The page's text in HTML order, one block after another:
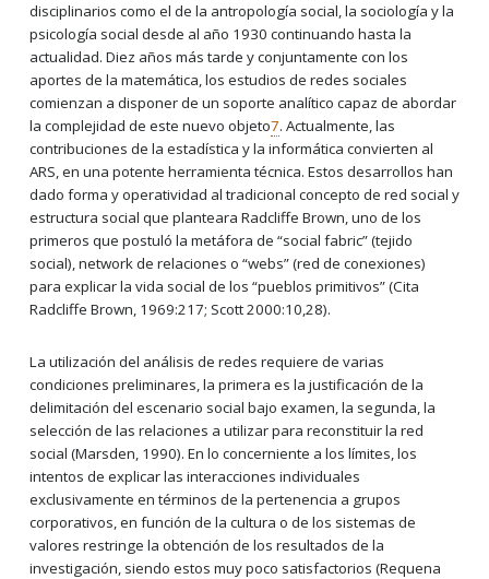
disciplinarios como el de la antropología social, la sociología y la
psicología social desde al año 1930 continuando hasta la
actualidad. Diez años más tarde y conjuntamente con los
aportes de la matemática, los estudios de redes sociales
comienzan a disponer de un soporte analítico capaz de abordar
la complejidad de este nuevo objeto7. Actualmente, las
contribuciones de la estadística y la informática convierten al
ARS, en una potente herramienta técnica. Estos desarrollos han
dado forma y operatividad al tradicional concepto de red social y
estructura social que planteara Radcliffe Brown, uno de los
primeros que postuló la metáfora de “social fabric” (tejido
social), network de relaciones o “webs” (red de conexiones)
para explicar la vida social de los “pueblos primitivos” (Cita
Radcliffe Brown, 1969:217; Scott 2000:10,28).
La utilización del análisis de redes requiere de varias
condiciones preliminares, la primera es la justificación de la
delimitación del escenario social bajo examen, la segunda, la
selección de las relaciones a utilizar para reconstituir la red
social (Marsden, 1990). En lo concerniente a los límites, los
intentos de explicar las interacciones individuales
exclusivamente en términos de la pertenencia a grupos
corporativos, en función de la cultura o de los sistemas de
valores restringe la obtención de los resultados de la
investigación, siendo estos muy poco satisfactorios (Requena